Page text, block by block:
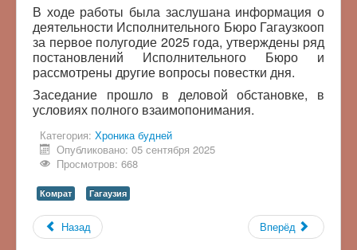
В ходе работы была заслушана информация о
деятельности Исполнительного Бюро Гагаузкооп
за первое полугодие 2025 года, утверждены ряд
постановлений Исполнительного Бюро и
рассмотрены другие вопросы повестки дня.
Заседание прошло в деловой обстановке, в
условиях полного взаимопонимания.
Категория: Хроника будней
Опубликовано: 05 сентября 2025
Просмотров: 668
Комрат Гагаузия
Назад Вперёд